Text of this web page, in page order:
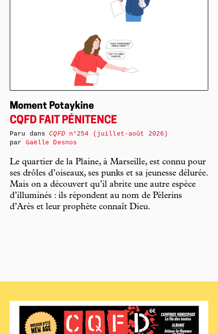
Moment Potaykine
CQFD FAIT PÉNITENCE
Paru dansCQFDn°254 (juillet-août 2026)
par Gaëlle Desnos
Le quartier de la Plaine, à Marseille, est connu pour
ses drôles d’oiseaux, ses punks et sa jeunesse délurée.
Mais on a découvert qu’il abrite une autre espèce
d’illuminés : ils répondent au nom de Pèlerins
d’Arès et leur prophète connaît Dieu.